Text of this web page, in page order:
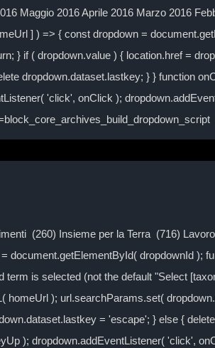
Maggio 2016 Aprile 2016 Marzo 2016
] ) => { const dropdown =
} if ( dropdown.value ) { location.href =
dropdown.dataset.lastkey; } } function
'click', onClick );
(260) Insieme per la Terra (716)
dropdownId );
is selected (not the default "Select
); url.searchParams.set(
= 'escape'; } else {
); dropdown.addEventListener( 'click',